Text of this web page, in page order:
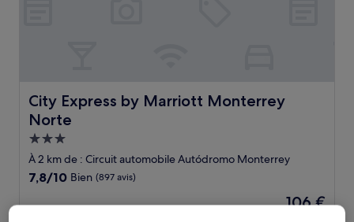
City Express by Marriott Monterrey
Norte
City Express by Marriott Monterrey Norte
Hébergement
3.0 étoiles
À 2 km de : Circuit automobile Autódromo Monterrey
7.8
10,
7,8/10 Bien (897 avis)
Le
106 €